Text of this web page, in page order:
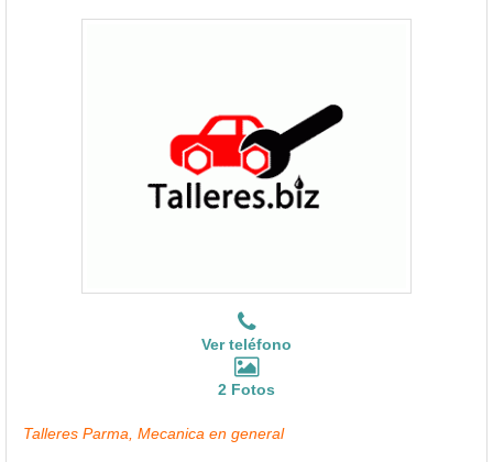
Ver teléfono
2 Fotos
Talleres Parma, Mecanica en general